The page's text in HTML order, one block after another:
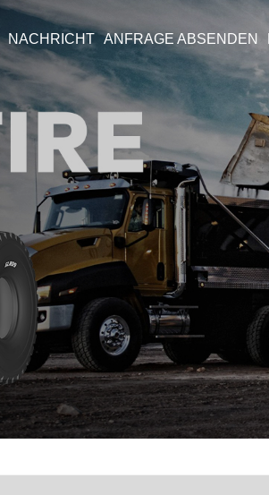
NACHRICHT ANFRAGE ABSENDEN